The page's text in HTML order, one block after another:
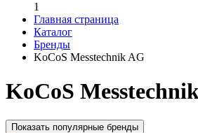
1
Главная страница
Каталог
Бренды
KoCoS Messtechnik AG
KoCoS
Показать популярные бренды